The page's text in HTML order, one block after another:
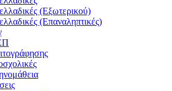
(Εξωτερικού)
(Επαναληπτικές)